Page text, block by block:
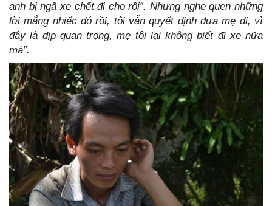
anh bị ngã xe chết đi cho rồi”. Nhưng nghe quen những
lời mắng nhiếc đó rồi, tôi vẫn quyết định đưa mẹ đi, vì
đây là dịp quan trọng, mẹ tôi lại không biết đi xe nữa
mà”.